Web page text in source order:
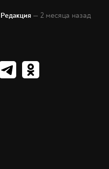
Редакция — 2 месяца назад